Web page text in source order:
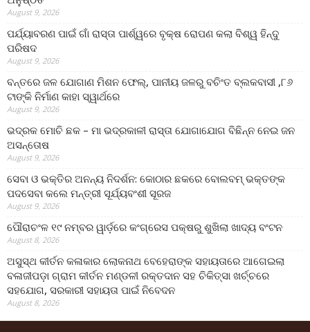
August 9, 2026
ପର୍ଯ୍ୟାବରଣ ପାଇଁ ଗାଁ ରାସ୍ତା ପାର୍ଶ୍ୱରେ ବୃକ୍ଷ ରୋପଣ କଲା ବିଶ୍ୱ ହିନ୍ଦୁ
ପରିଷଦ
August 9, 2026
ବନ୍ତରେ ଜଳ ଯୋଗାଣ ମିଶନ ଫେଲ୍‌, ପାନୀୟ ଜଳରୁ ବଚିଂତ ବ୍ଲକବାସୀ ,୮୬
ଟାଙ୍କି ନିର୍ମାଣ କାହା ସ୍ୱାର୍ଥରେ
August 9, 2026
ଭଦ୍ରକ ମୋଚି ଛକ – ମା ଭଦ୍ରକାଳୀ ରାସ୍ତା ଯୋଗାଯୋଗ ବିଛିନ୍ନ ନେଇ ଜନ
ଅସନ୍ତୋଷ
August 9, 2026
ସେବା ଓ ଭକ୍ତିର ଅନନ୍ୟ ନିଦର୍ଶନ: କୋଠାର ଛକରେ ବୋଲବମ୍ ଭକ୍ତଙ୍କ
ପଦସେବା କଲେ ମନ୍ତ୍ରୀ ସୂର୍ଯ୍ୟବଂଶୀ ସୂରଜ
August 9, 2026
ପୌରାଚଂଳ ୧୯ ନମ୍ବର ୱାର୍ଡ଼ରେ କଂଗ୍ରେସ ପକ୍ଷରୁ ଶୁଖିଲା ଖାଦ୍ୟ ବଂଟନ
August 8, 2026
ଅସୁସ୍ଥ କୀର୍ତନ କଳାକାର ଲୋକନାଥ ବେହେରାଙ୍କ ସହାୟତାରେ ଆଗେଇଲା
ବଳାଜୀପଡ଼ା ଗ୍ରାମ କୀର୍ତନ ମଣ୍ଡଳୀ ରକ୍ତଦାନ ସହ ଚିକିତ୍ସା ଖର୍ଚ୍ଚରେ
ସହଯୋଗ, ସରକାରୀ ସହାୟତା ପାଇଁ ନିବେଦନ
August 8, 2026